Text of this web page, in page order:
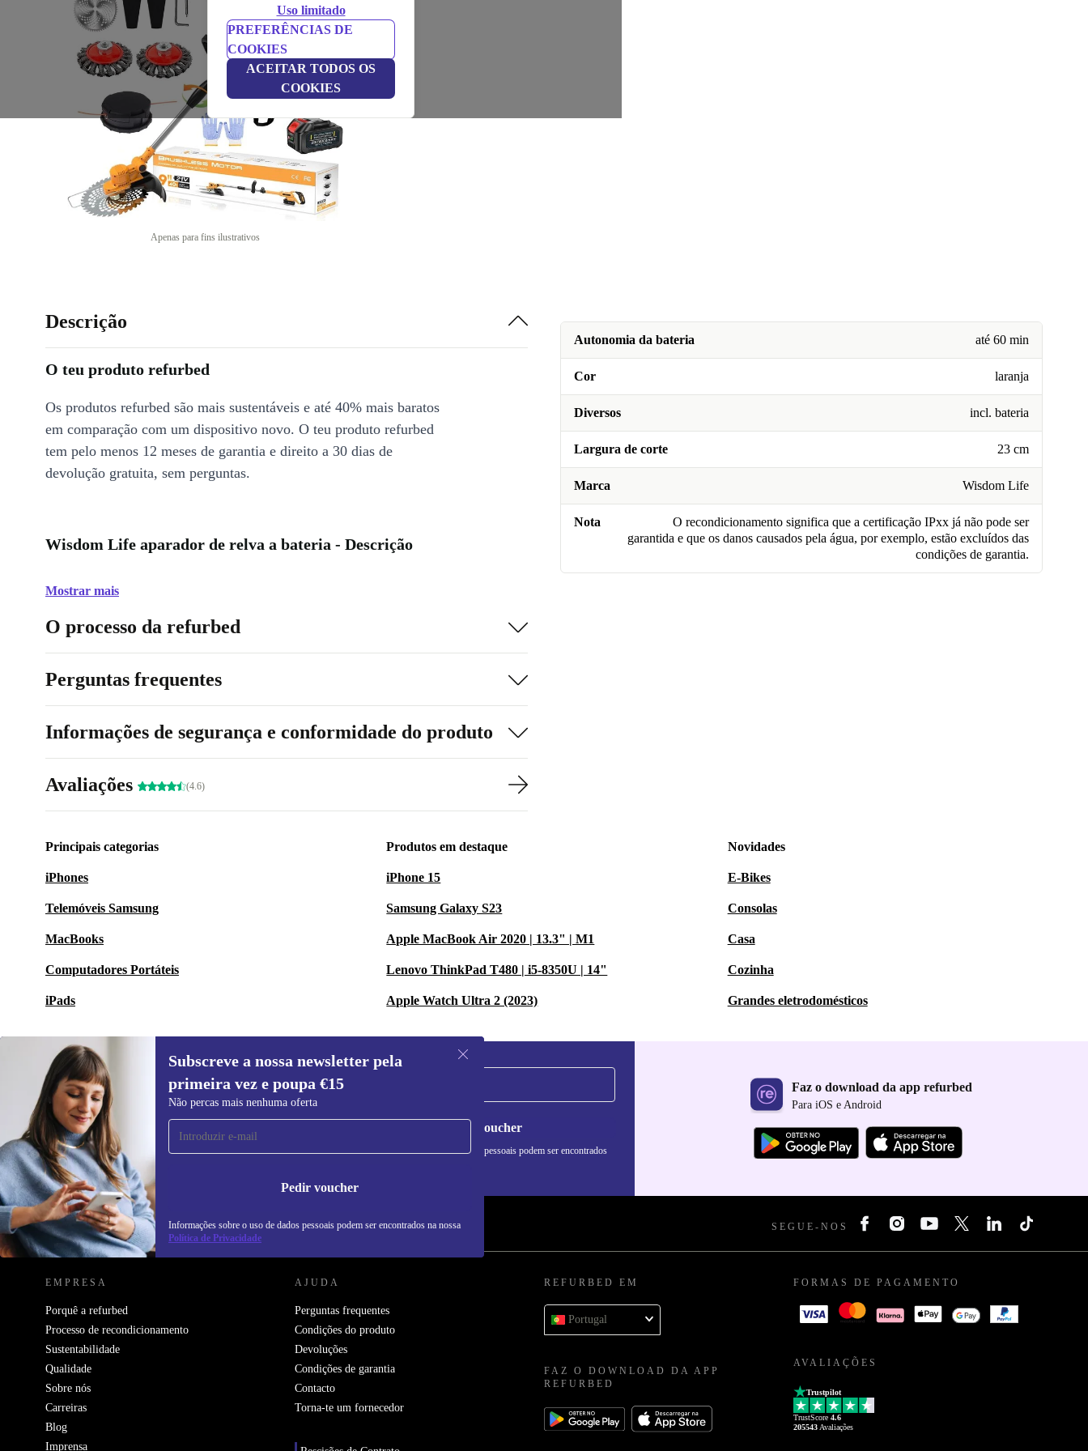
Uso limitado
PREFERÊNCIAS DE
COOKIES
ACEITAR TODOS OS
COOKIES
Apenas para fins ilustrativos
Autonomia da bateria até 60 min
Cor laranja
Diversos incl. bateria
Largura de corte 23 cm
Marca Wisdom Life
Nota
O recondicionamento significa que a certificação IPxx já não pode ser
garantida e que os danos causados pela água, por exemplo, estão excluídos das
condições de garantia.
Descrição
O teu produto refurbed
Os produtos refurbed são mais sustentáveis e até 40% mais baratos
em comparação com um dispositivo novo. O teu produto refurbed
tem pelo menos 12 meses de garantia e direito a 30 dias de
devolução gratuita, sem perguntas.
Wisdom Life aparador de relva a bateria - Descrição
Mostrar mais
O processo da refurbed
Perguntas frequentes
Informações de segurança e conformidade do produto
Avaliações (4.6)
Principais categorias
iPhones
Telemóveis Samsung
MacBooks
Computadores Portáteis
iPads
Produtos em destaque
iPhone 15
Samsung Galaxy S23
Apple MacBook Air 2020 | 13.3" | M1
Lenovo ThinkPad T480 | i5-8350U | 14"
Apple Watch Ultra 2 (2023)
Novidades
E-Bikes
Consolas
Casa
Cozinha
Grandes eletrodomésticos
Subscreve a nossa newsletter pela
primeira vez e poupa €15
Não percas mais nenhuma oferta
Pedir voucher
Informações sobre o uso de dados pessoais podem ser encontrados na nossa
Política de Privacidade
Subscreve a nossa newsletter pela
primeira vez e poupa 15€!
Não percas mais nenhuma oferta.
Pedir voucher
Informações sobre o uso de dados pessoais podem ser encontrados
Faz o download da app refurbed
Para iOS e Android
REFURBED PORTUGAL - RETHINK NEW. SEGUE-NOS
EMPRESA
Porquê a refurbed
Processo de recondicionamento
Sustentabilidade
Qualidade
Sobre nós
Carreiras
Blog
Imprensa
AJUDA
Perguntas frequentes
Condições do produto
Devoluções
Condições de garantia
Contacto
Torna-te um fornecedor
REFURBED EM
Portugal
FAZ O DOWNLOAD DA APP
REFURBED
FORMAS DE PAGAMENTO
AVALIAÇÕES
Trustpilot
TrustScore 4.6
205543 Avaliações